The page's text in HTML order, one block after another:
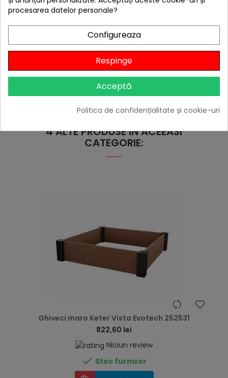
4 ALTE PRODUSE IN ACEEASI
CATEGORIE:
Ghiveci maro Keter Vista Evotech 252531
822,60 lei
Niciun review
 Stoc furnizor
procesarea datelor personale?
Configureaza
Respinge
Acceptă
Politica de confidențialitate și cookie-uri